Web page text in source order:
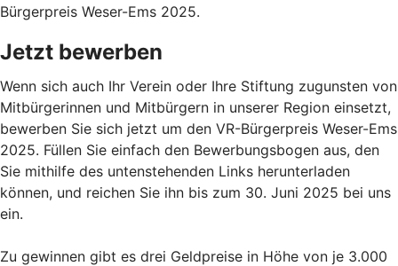
Bürgerpreis Weser-Ems 2025.
Jetzt bewerben
Wenn sich auch Ihr Verein oder Ihre Stiftung zugunsten von
Mitbürgerinnen und Mitbürgern in unserer Region einsetzt,
bewerben Sie sich jetzt um den VR-Bürgerpreis Weser-Ems
2025. Füllen Sie einfach den Bewerbungsbogen aus, den
Sie mithilfe des untenstehenden Links herunterladen
können, und reichen Sie ihn bis zum 30. Juni 2025 bei uns
ein.
Zu gewinnen gibt es drei Geldpreise in Höhe von je 3.000